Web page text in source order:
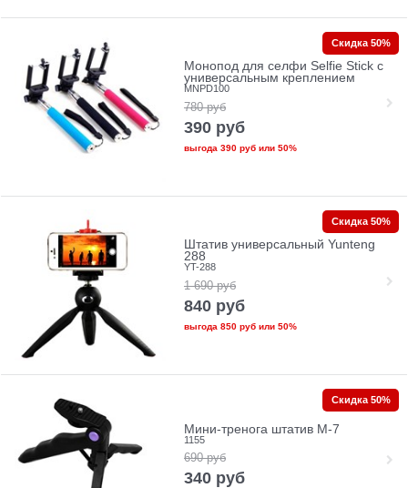
Монопод для селфи Selfie Stick с
универсальным креплением
MNPD100
780 руб
390 руб
выгода 390 рубили 50%
Скидка 50%
Штатив универсальный Yunteng
288
YT-288
1 690 руб
840 руб
выгода 850 рубили 50%
Скидка 50%
Мини-тренога штатив M-7
1155
690 руб
340 руб
Скидка 50%